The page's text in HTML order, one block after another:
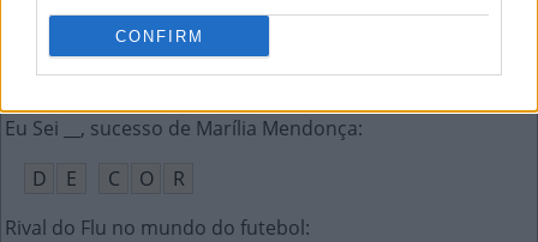
CONFIRM
Teoria, sistema:
I
S M
O
Eu Sei __, sucesso de Marília Mendonça:
D
E C O
R
Rival do Flu no mundo do futebol: